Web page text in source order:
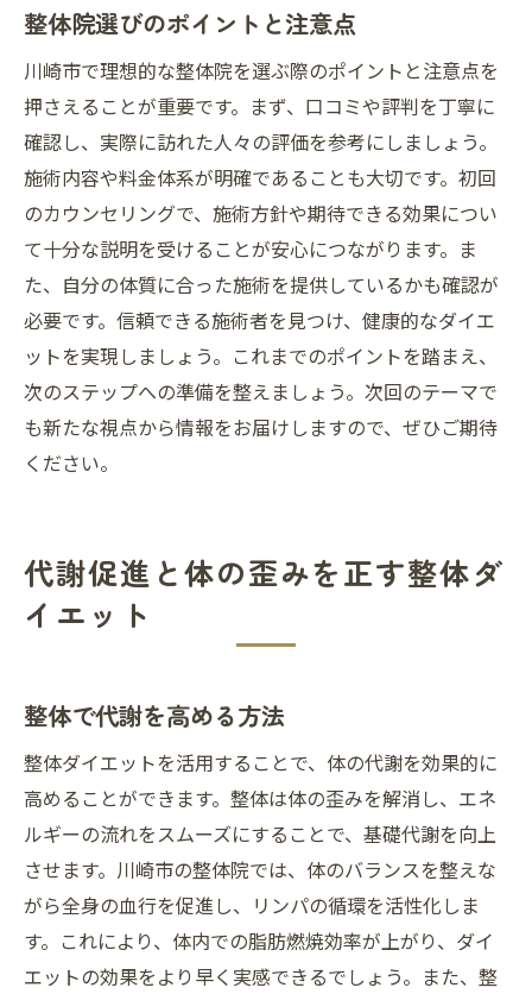
整体院選びのポイントと注意点
川崎市で理想的な整体院を選ぶ際のポイントと注意点を
押さえることが重要です。まず、口コミや評判を丁寧に
確認し、実際に訪れた人々の評価を参考にしましょう。
施術内容や料金体系が明確であることも大切です。初回
のカウンセリングで、施術方針や期待できる効果につい
て十分な説明を受けることが安心につながります。ま
た、自分の体質に合った施術を提供しているかも確認が
必要です。信頼できる施術者を見つけ、健康的なダイエ
ットを実現しましょう。これまでのポイントを踏まえ、
次のステップへの準備を整えましょう。次回のテーマで
も新たな視点から情報をお届けしますので、ぜひご期待
ください。
代謝促進と体の歪みを正す整体ダ
イエット
整体で代謝を高める方法
整体ダイエットを活用することで、体の代謝を効果的に
高めることができます。整体は体の歪みを解消し、エネ
ルギーの流れをスムーズにすることで、基礎代謝を向上
させます。川崎市の整体院では、体のバランスを整えな
がら全身の血行を促進し、リンパの循環を活性化しま
す。これにより、体内での脂肪燃焼効率が上がり、ダイ
エットの効果をより早く実感できるでしょう。また、整